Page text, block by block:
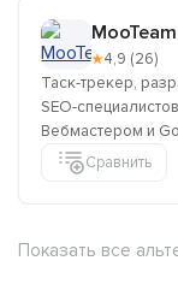
MooTeam
★4,9 (26)
Таск-трекер,
SEO-
Вебмастером и
Сравнить
Показать все